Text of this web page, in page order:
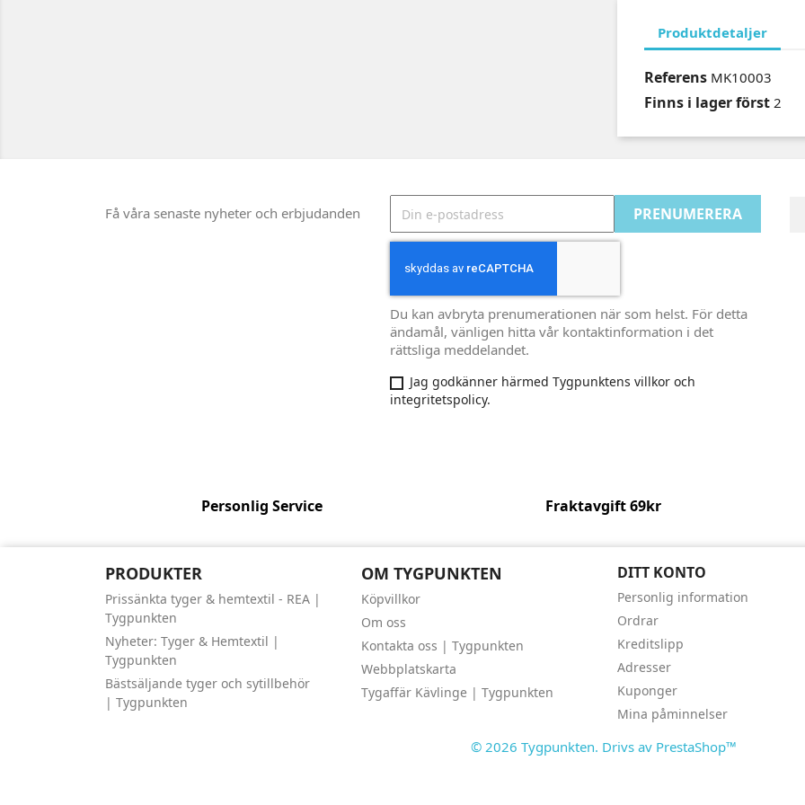
Produktdetaljer
Referens MK10003
Finns i lager först 2
Få våra senaste nyheter och erbjudanden
Du kan avbryta prenumerationen när som helst. För detta
ändamål, vänligen hitta vår kontaktinformation i det
rättsliga meddelandet.
Jag godkänner härmed Tygpunktens villkor och
integritetspolicy.
Personlig Service Fraktavgift 69kr
PRODUKTER
Prissänkta tyger & hemtextil - REA |
Tygpunkten
Nyheter: Tyger & Hemtextil |
Tygpunkten
Bästsäljande tyger och sytillbehör
| Tygpunkten
OM TYGPUNKTEN
Köpvillkor
Om oss
Kontakta oss | Tygpunkten
Webbplatskarta
Tygaffär Kävlinge | Tygpunkten
DITT KONTO
Personlig information
Ordrar
Kreditslipp
Adresser
Kuponger
Mina påminnelser
© 2026 Tygpunkten. Drivs av PrestaShop™